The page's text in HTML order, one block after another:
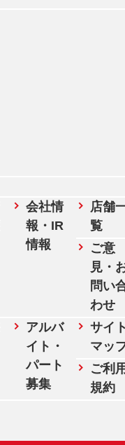
会社情
報・IR
情報
店舗
覧
ご意
見・
問い
わせ
アルバ
イト・
パート
募集
サイ
マッ
ご利
規約